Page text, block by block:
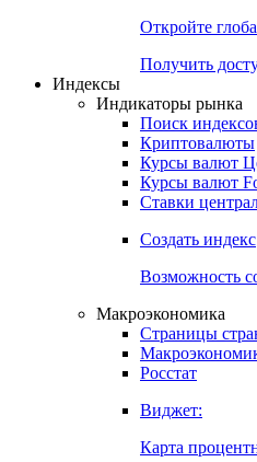
Откройте
Получить
Индексы
Индикаторы рынка
Поиск
Криптовалюты
Курсы валют
Курсы валют
Ставки
Создать индекс
Возможность
Макроэкономика
Страницы
Росстат
Виджет:
Карта